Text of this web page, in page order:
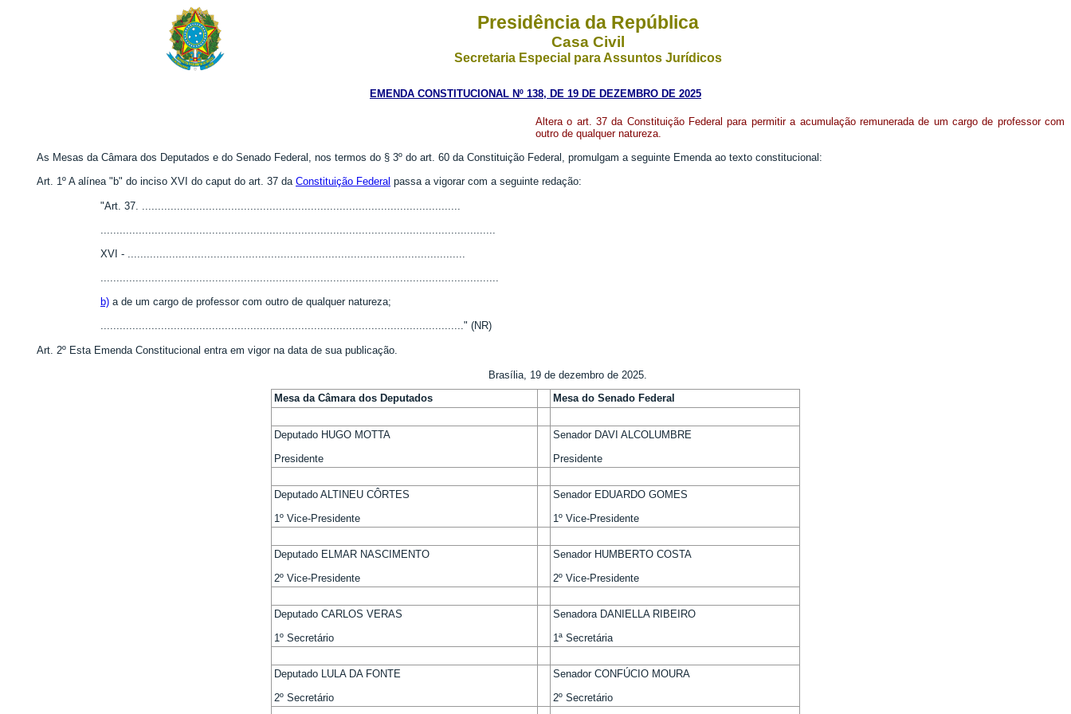
Presidência da República
Casa Civil
Secretaria Especial para Assuntos Jurídicos
EMENDA CONSTITUCIONAL Nº 138, DE 19 DE DEZEMBRO DE 2025
Altera o art. 37 da Constituição Federal para permitir a acumulação remunerada de um cargo de professor com
outro de qualquer natureza.
As Mesas da Câmara dos Deputados e do Senado Federal, nos termos do § 3º do art. 60 da Constituição Federal, promulgam a seguinte Emenda ao texto constitucional:
Art. 1º A alínea "b" do inciso XVI do caput do art. 37 da Constituição Federal passa a vigorar com a seguinte redação:
"Art. 37. ....................................................................................................
............................................................................................................................
XVI - ..........................................................................................................
.............................................................................................................................
b) a de um cargo de professor com outro de qualquer natureza;
.................................................................................................................." (NR)
Art. 2º Esta Emenda Constitucional entra em vigor na data de sua publicação.
Brasília, 19 de dezembro de 2025.
Mesa da Câmara dos Deputados
Mesa do Senado Federal
Deputado HUGO MOTTA
Presidente
Senador DAVI ALCOLUMBRE
Presidente
Deputado ALTINEU CÔRTES
1º Vice-Presidente
Senador EDUARDO GOMES
1º Vice-Presidente
Deputado ELMAR NASCIMENTO
2º Vice-Presidente
Senador HUMBERTO COSTA
2º Vice-Presidente
Deputado CARLOS VERAS
1º Secretário
Senadora DANIELLA RIBEIRO
1ª Secretária
Deputado LULA DA FONTE
2º Secretário
Senador CONFÚCIO MOURA
2º Secretário